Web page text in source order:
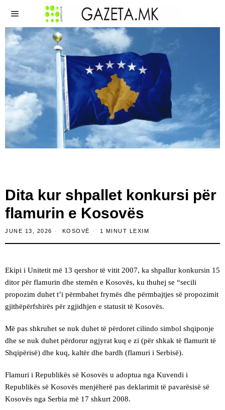
​Dita kur shpallet konkursi për
flamurin e Kosovës
JUNE 13, 2026 KOSOVË 1 MINUT LEXIM
Ekipi i Unitetit më 13 qershor të vitit 2007, ka shpallur konkursin 15
ditor për flamurin dhe stemën e Kosovës, ku thuhej se “secili
propozim duhet t’i përmbahet frymës dhe përmbajtjes së propozimit
gjithëpërfshirës për zgjidhjen e statusit të Kosovës.
Më pas shkruhet se nuk duhet të përdoret cilindo simbol shqiponje
dhe se nuk duhet përdorur ngjyrat kuq e zi (për shkak të flamurit të
Shqipërisë) dhe kuq, kaltër dhe bardh (flamuri i Serbisë).
Flamuri i Republikës së Kosovës u adoptua nga Kuvendi i
Republikës së Kosovës menjëherë pas deklarimit të pavarësisë së
Kosovës nga Serbia më 17 shkurt 2008.